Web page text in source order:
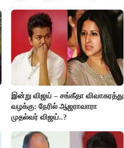
இன்று விஜய் – சங்கீதா விவாகரத்து
வழக்கு: நேரில் ஆஜராவாரா
முதல்வர் விஜய்..?